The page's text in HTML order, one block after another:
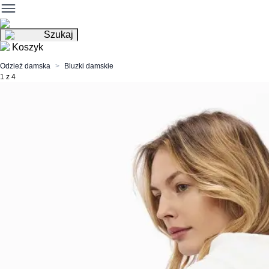
Szukaj
Koszyk
Odzież damska
Bluzki damskie
1 z 4